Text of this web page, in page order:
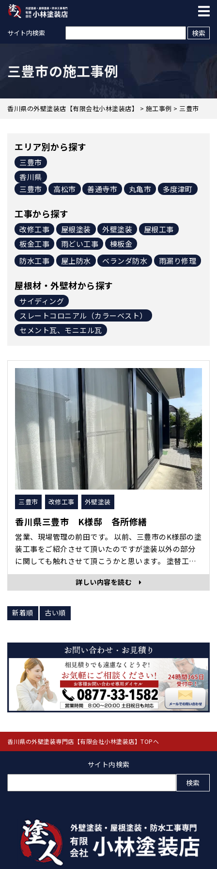
サイト内検索
三豊市の施工事例
香川県の外壁塗装店【有限会社小林塗装店】 > 施工事例 > 三豊市
エリア別から探す
三豊市
香川県
三豊市
高松市 善通寺市 丸亀市 多度津町
工事から探す
改修工事 屋根塗装 外壁塗装
屋根工事
板金工事
雨どい工事
棟板金
防水工事
屋上防水 ベランダ防水 雨漏り修理
屋根材・外壁材から探す
サイディング
スレートコロニアル（カラーベスト）
セメント瓦、モニエル瓦
三豊市 改修工事 外壁塗装
香川県三豊市 K様邸 各所修繕
営業、現場管理の前田です。 以前、三豊市のK様邸の塗
装工事をご紹介させて頂いたのですが塗装以外の部分
に関しても触れさせて頂こうかと思います。 塗替工事
を行う状況では塗装の劣化以外にも色んな部分が破損
していたり無くなったりしている事が多々あります。
項目に含めさせて頂いてご相談させて頂きますが 足場
を組んで工事が始まってから初め･･･
詳しい内容を読む
新着順 古い順
香川県の外壁塗装専門店【有限会社小林塗装店】TOPへ
サイト内検索
索: